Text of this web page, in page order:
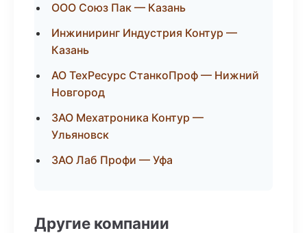
ООО Союз Пак — Казань
Инжиниринг Индустрия Контур —
Казань
АО ТехРесурс СтанкоПроф — Нижний
Новгород
ЗАО Мехатроника Контур —
Ульяновск
ЗАО Лаб Профи — Уфа
Другие компании